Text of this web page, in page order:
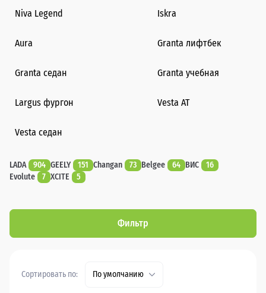
Niva Legend Iskra
Aura Granta лифтбек
Granta седан Granta учебная
Largus фургон Vesta AT
Vesta седан
LADA 904 GEELY 151 Changan 73 Belgee 64 ВИС
16
Evolute
7 XCITE 5
Фильтр
Сортировать по: По умолчанию